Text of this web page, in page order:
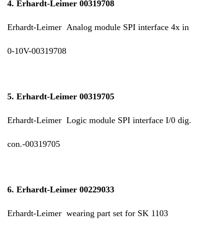
4. Erhardt-Leimer 00319708
Erhardt-Leimer Analog module SPI interface 4x in
0-10V-00319708
5. Erhardt-Leimer 00319705
Erhardt-Leimer Logic module SPI interface I/0 dig.
con.-00319705
6. Erhardt-Leimer 00229033
Erhardt-Leimer wearing part set for SK 1103